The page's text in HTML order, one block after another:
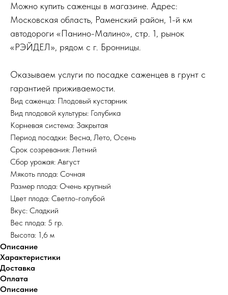
Можно купить саженцы в магазине. Адрес:
Московская область, Раменский район, 1-й км
автодороги «Панино-Малино», стр. 1, рынок
«РЭЙДЕЛ», рядом с г. Бронницы.
Оказываем услуги по посадке саженцев в грунт с
гарантией приживаемости.
Вид саженца: Плодовый кустарник
Вид плодовой культуры: Голубика
Корневая система: Закрытая
Период посадки: Весна, Лето, Осень
Срок созревания: Летний
Сбор урожая: Август
Мякоть плода: Сочная
Размер плода: Очень крупный
Цвет плода: Светло-голубой
Вкус: Сладкий
Вес плода: 5 гр.
Высота: 1,6 м
Описание
Характеристики
Доставка
Оплата
Описание